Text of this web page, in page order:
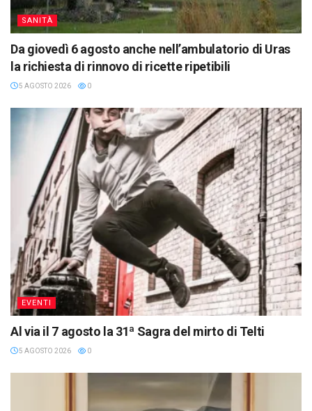
SANITÀ
Da giovedì 6 agosto anche nell’ambulatorio di Uras
la richiesta di rinnovo di ricette ripetibili
5 AGOSTO 2026 0
EVENTI
Al via il 7 agosto la 31ª Sagra del mirto di Telti
5 AGOSTO 2026 0